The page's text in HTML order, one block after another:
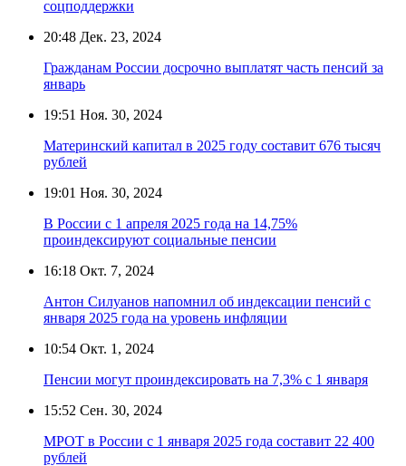
соцподдержки
20:48 Дек. 23, 2024
Гражданам России досрочно выплатят часть пенсий за
январь
19:51 Ноя. 30, 2024
Материнский капитал в 2025 году составит 676 тысяч
рублей
19:01 Ноя. 30, 2024
В России с 1 апреля 2025 года на 14,75%
проиндексируют социальные пенсии
16:18 Окт. 7, 2024
Антон Силуанов напомнил об индексации пенсий с
января 2025 года на уровень инфляции
10:54 Окт. 1, 2024
Пенсии могут проиндексировать на 7,3% с 1 января
15:52 Сен. 30, 2024
МРОТ в России с 1 января 2025 года составит 22 400
рублей